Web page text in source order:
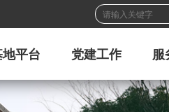
平台 党建工作 服